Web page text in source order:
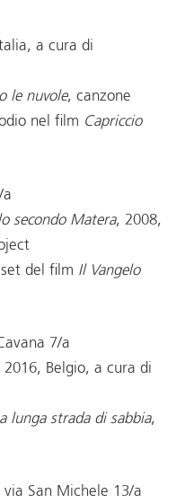
a cura di
le nuvole, canzone
nel film Capriccio
a
secondo Matera, 2008,
del film Il Vangelo
7/a
2016, Belgio, a cura di
lunga strada di sabbia,
via San Michele 13/a